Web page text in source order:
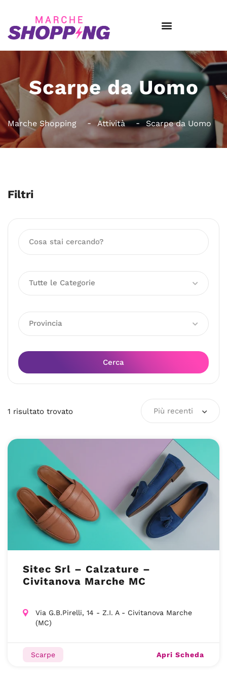
Scarpe da Uomo
Marche Shopping Attività Scarpe da Uomo
Filtri
Tutte le Categorie
Provincia
Cerca
1 risultato trovato Più recenti
Sitec Srl – Calzature –
Civitanova Marche MC
Via G.B.Pirelli, 14 - Z.I. A - Civitanova Marche
(MC)
Scarpe Apri Scheda